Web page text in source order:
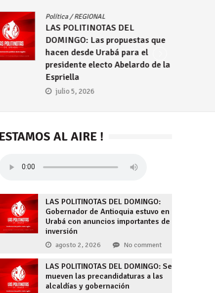
Política/REGIONAL
LAS POLITINOTAS DEL
DOMINGO: Las propuestas que
hacen desde Urabá para el
presidente electo Abelardo de la
Espriella
julio 5, 2026
ESTAMOS AL AIRE !
LAS POLITINOTAS DEL DOMINGO:
Gobernador de Antioquia estuvo en
Urabá con anuncios importantes de
inversión
agosto 2, 2026 No comment
LAS POLITINOTAS DEL DOMINGO: Se
mueven las precandidaturas a las
alcaldías y gobernación